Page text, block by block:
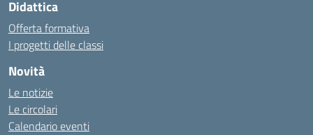
Didattica
Offerta formativa
I progetti delle classi
Novità
Le notizie
Le circolari
Calendario eventi